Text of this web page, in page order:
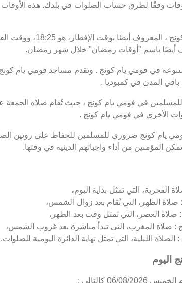
وفقًا لطرق حساب الصلوات في بلدك. هذه
موعد غروب الشمس في
في فومي يام كونج . وتقدم مساجد فومي يام
المدن في كمبوديا .
في فومي يام كونج ، حيث تُقام صلاة الجمعة
الأخرى في فومي يام كونج .
يام كونج ضروري للمسلمين للحفاظ على روتين
المؤمنين من أداء واجباتهم الدينية في وقتها.
الفجرية، التي تمثل بداية اليوم،
الظهر، التي تُقام بعد زوال الشمس،
العصر، التي تمثل وقت بعد الظهر،
صلاة المغرب، التي تبدأ مباشرة بعد غروب الشمس،
الليلية، التي تمثل نهاية الدائرة اليومية للصلوات.
اليوم
كالتالي :